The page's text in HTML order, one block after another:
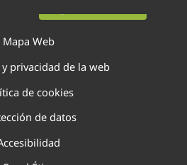
Mapa Web
privacidad de la web
de cookies
de datos